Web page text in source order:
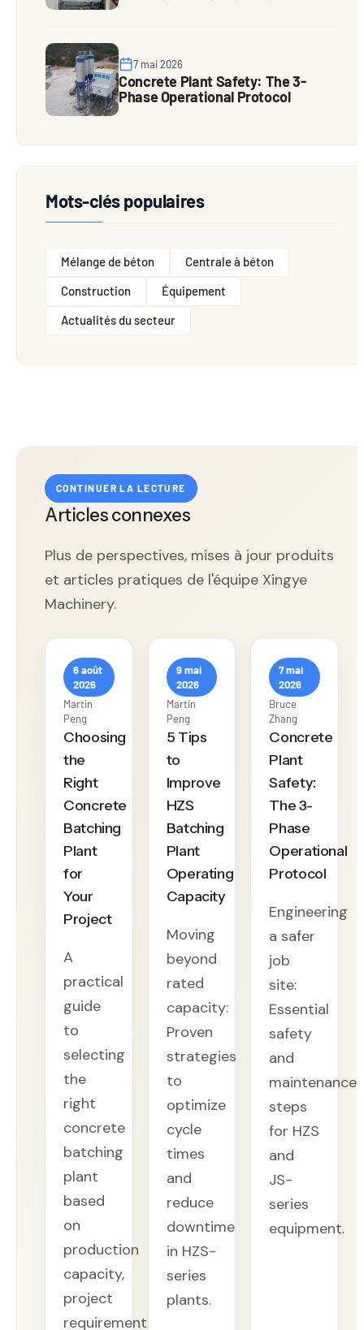
7 mai 2026
Concrete Plant Safety: The 3-
Phase Operational Protocol
Mots-clés populaires
Mélange de béton
Centrale à béton
Construction
Équipement
Actualités du secteur
CONTINUER LA LECTURE
Articles connexes
Plus de perspectives, mises à jour produits
et articles pratiques de l'équipe Xingye
Machinery.
6 août
2026
Martin
Peng
Choosing
the
Right
Concrete
Batching
Plant
for
Your
Project
A
practical
guide
to
selecting
the
right
concrete
batching
plant
based
on
production
capacity,
project
requirements,
9 mai
2026
Martin
Peng
5 Tips
to
Improve
HZS
Batching
Plant
Operating
Capacity
Moving
beyond
rated
capacity:
Proven
strategies
to
optimize
cycle
times
and
reduce
downtime
in HZS-
series
plants.
7 mai
2026
Bruce
Zhang
Concrete
Plant
Safety:
The 3-
Phase
Operational
Protocol
Engineering
a safer
job
site:
Essential
safety
and
maintenance
steps
for HZS
and
JS-
series
equipment.